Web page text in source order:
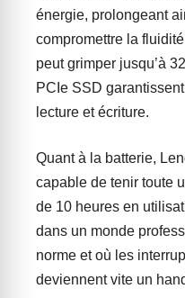
énergie, prolongeant
compromettre la
peut grimper jusqu’à
PCIe SSD
lecture et écriture.
Quant à la batterie,
capable de tenir toute
de 10 heures en
dans un monde
norme et où les
deviennent vite un